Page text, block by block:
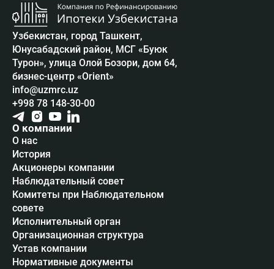
Узбекистан, город Ташкент,
Юнусабадский район, МСГ «Буюк
Турон», улица Олой Бозори, дом 64,
бизнес-центр «Orient»
info@uzmrc.uz
+998 78 148-30-00
О компании
О нас
История
Акционеры компании
Наблюдательный совет
Комитеты при Наблюдательном
совете
Исполнительный орган
Организационная структура
Устав компании
Нормативные документы